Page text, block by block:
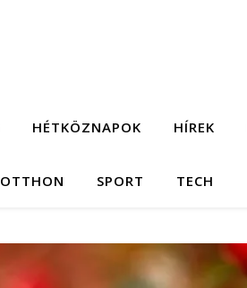
HÉTKÖZNAPOK HÍREK
OTTHON SPORT TECH